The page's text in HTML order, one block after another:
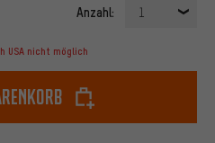
Anzahl: 1
USA nicht möglich